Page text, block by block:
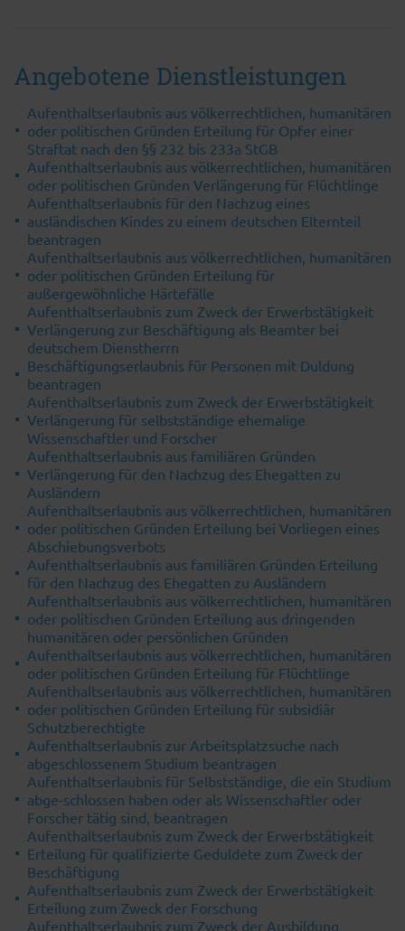
Angebotene Dienstleistungen
Aufenthaltserlaubnis aus völkerrechtlichen, humanitären
oder politischen Gründen Erteilung für Opfer einer
Straftat nach den §§ 232 bis 233a StGB
Aufenthaltserlaubnis aus völkerrechtlichen, humanitären
oder politischen Gründen Verlängerung für Flüchtlinge
Aufenthaltserlaubnis für den Nachzug eines
ausländischen Kindes zu einem deutschen Elternteil
beantragen
Aufenthaltserlaubnis aus völkerrechtlichen, humanitären
oder politischen Gründen Erteilung für
außergewöhnliche Härtefälle
Aufenthaltserlaubnis zum Zweck der Erwerbstätigkeit
Verlängerung zur Beschäftigung als Beamter bei
deutschem Dienstherrn
Beschäftigungserlaubnis für Personen mit Duldung
beantragen
Aufenthaltserlaubnis zum Zweck der Erwerbstätigkeit
Verlängerung für selbstständige ehemalige
Wissenschaftler und Forscher
Aufenthaltserlaubnis aus familiären Gründen
Verlängerung für den Nachzug des Ehegatten zu
Ausländern
Aufenthaltserlaubnis aus völkerrechtlichen, humanitären
oder politischen Gründen Erteilung bei Vorliegen eines
Abschiebungsverbots
Aufenthaltserlaubnis aus familiären Gründen Erteilung
für den Nachzug des Ehegatten zu Ausländern
Aufenthaltserlaubnis aus völkerrechtlichen, humanitären
oder politischen Gründen Erteilung aus dringenden
humanitären oder persönlichen Gründen
Aufenthaltserlaubnis aus völkerrechtlichen, humanitären
oder politischen Gründen Erteilung für Flüchtlinge
Aufenthaltserlaubnis aus völkerrechtlichen, humanitären
oder politischen Gründen Erteilung für subsidiär
Schutzberechtigte
Aufenthaltserlaubnis zur Arbeitsplatzsuche nach
abgeschlossenem Studium beantragen
Aufenthaltserlaubnis für Selbstständige, die ein Studium
abge-schlossen haben oder als Wissenschaftler oder
Forscher tätig sind, beantragen
Aufenthaltserlaubnis zum Zweck der Erwerbstätigkeit
Erteilung für qualifizierte Geduldete zum Zweck der
Beschäftigung
Aufenthaltserlaubnis zum Zweck der Erwerbstätigkeit
Erteilung zum Zweck der Forschung
Aufenthaltserlaubnis zum Zweck der Ausbildung